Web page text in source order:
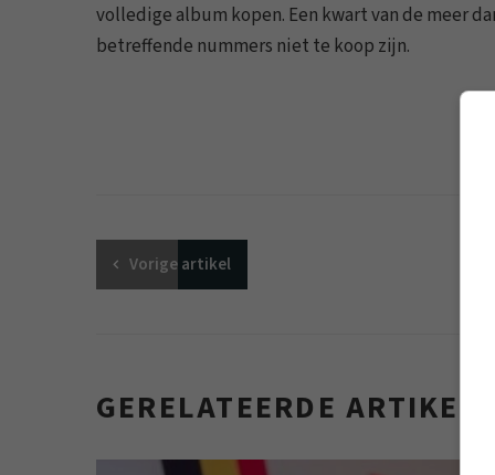
volledige album kopen. Een kwart van de meer
betreffende nummers niet te koop zijn.
Vorigeartikel
GERELATEERDE